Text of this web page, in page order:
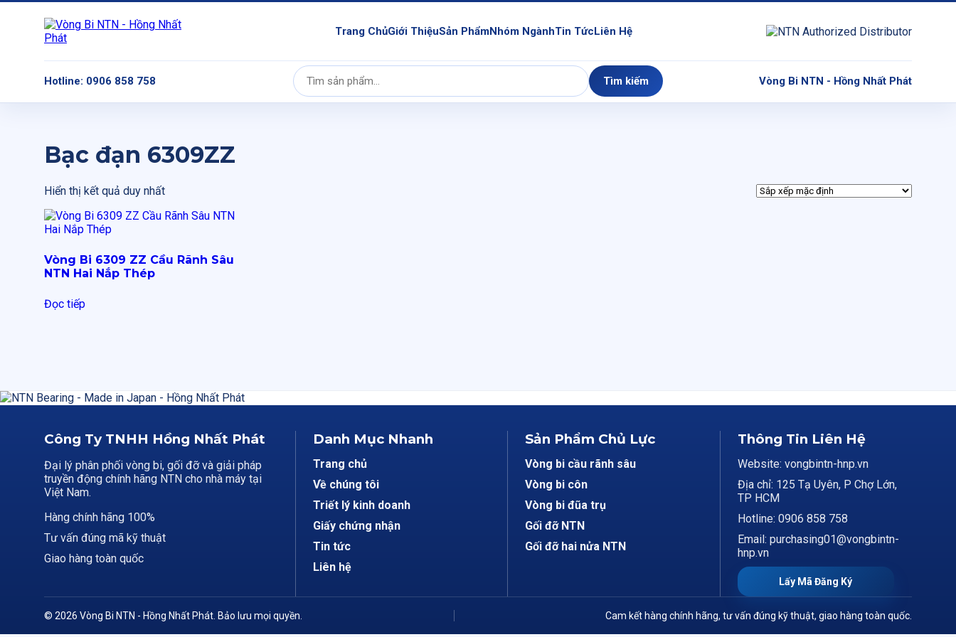
Trang ChủGiới ThiệuSản PhẩmNhóm NgànhTin TứcLiên Hệ
Hotline: 0906 858 758
Tìm
kiếm:
Tìm kiếm Vòng Bi NTN - Hồng Nhất Phát
Bạc đạn 6309ZZ
Hiển thị kết quả duy nhất
Vòng Bi 6309 ZZ Cầu Rãnh Sâu
NTN Hai Nắp Thép
Đọc tiếp
Công Ty TNHH Hồng Nhất Phát
Đại lý phân phối vòng bi, gối đỡ và giải pháp
truyền động chính hãng NTN cho nhà máy tại
Việt Nam.
Hàng chính hãng 100%
Tư vấn đúng mã kỹ thuật
Giao hàng toàn quốc
Danh Mục Nhanh
Trang chủ
Về chúng tôi
Triết lý kinh doanh
Giấy chứng nhận
Tin tức
Liên hệ
Sản Phẩm Chủ Lực
Vòng bi cầu rãnh sâu
Vòng bi côn
Vòng bi đũa trụ
Gối đỡ NTN
Gối đỡ hai nửa NTN
Thông Tin Liên Hệ
Website: vongbintn-hnp.vn
Địa chỉ: 125 Tạ Uyên, P Chợ Lớn,
TP HCM
Hotline: 0906 858 758
Email: purchasing01@vongbintn-
hnp.vn
Lấy Mã Đăng Ký
© 2026 Vòng Bi NTN - Hồng Nhất Phát. Bảo lưu mọi quyền. Cam kết hàng chính hãng, tư vấn đúng kỹ thuật, giao hàng toàn quốc.